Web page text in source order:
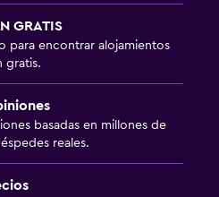
GRATIS
para encontrar alojamientos
gratis.
basadas en millones de
reales.